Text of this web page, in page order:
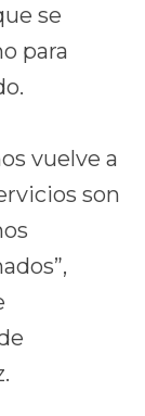
se
para
vuelve a
son